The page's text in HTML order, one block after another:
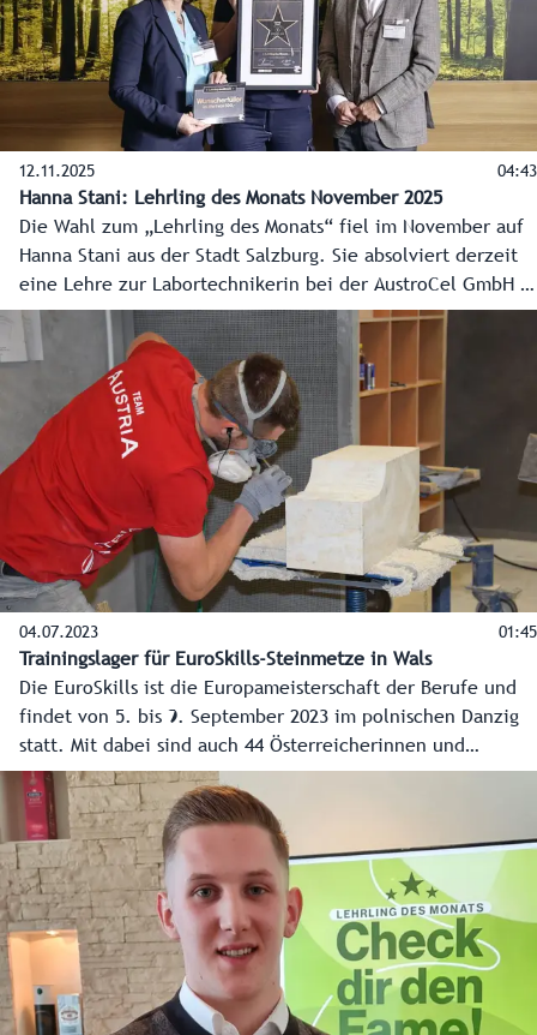
12.11.2025 04:43
Hanna Stani: Lehrling des Monats November 2025
Die Wahl zum „Lehrling des Monats“ fiel im November auf
Hanna Stani aus der Stadt Salzburg. Sie absolviert derzeit
eine Lehre zur Labortechnikerin bei der AustroCel GmbH in
Hallein.
04.07.2023 01:45
Trainingslager für EuroSkills-Steinmetze in Wals
Die EuroSkills ist die Europameisterschaft der Berufe und
findet von 5. bis 9. September 2023 im polnischen Danzig
statt. Mit dabei sind auch 44 Österreicherinnen und
Österreicher. Einer davon ist der Salzburger Steinmetz
Jakob Enzensberger. Für das Training kommt er wieder an
seine Ausbildungsstätte, die Landesberufsschule (LBS) Wals,
zurück.